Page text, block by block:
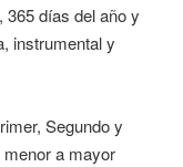
días del año y
instrumental y
Segundo y
a mayor